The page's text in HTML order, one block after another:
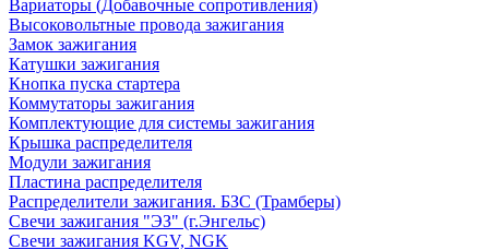
Вариаторы (Добавочные сопротивления)
Высоковольтные провода зажигания
Замок зажигания
Катушки зажигания
Кнопка пуска стартера
Коммутаторы зажигания
Комплектующие для системы зажигания
Крышка распределителя
Модули зажигания
Пластина распределителя
Распределители зажигания. БЗС (Трамберы)
Свечи зажигания "ЭЗ" (г.Энгельс)
Свечи зажигания KGV, NGK